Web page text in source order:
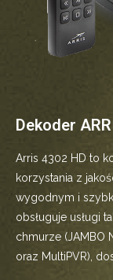
Dekoder
Arris 4302 HD to
korzystania z
wygodnym i
obsługuje usługi
chmurze (JAMBO
oraz MultiPVR),